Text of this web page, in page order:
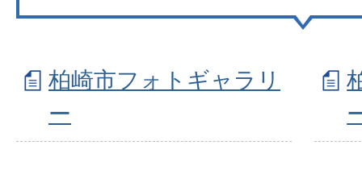
柏崎市フォトギャラリ
ー